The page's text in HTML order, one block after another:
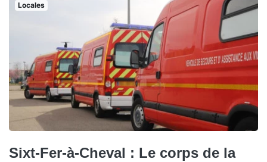
Locales
Sixt-Fer-à-Cheval : Le corps de la